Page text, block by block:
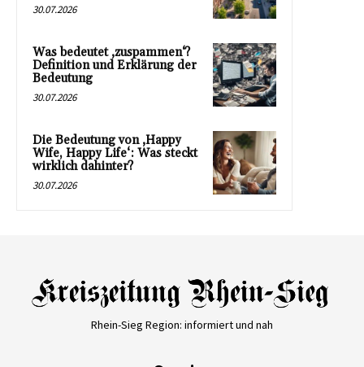
30.07.2026
Was bedeutet ‚zuspammen‘?
Definition und Erklärung der
Bedeutung
30.07.2026
Die Bedeutung von ‚Happy
Wife, Happy Life‘: Was steckt
wirklich dahinter?
30.07.2026
Rhein-Sieg Region: informiert und nah